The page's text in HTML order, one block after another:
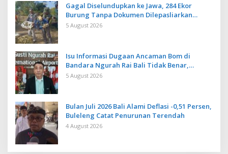
Gagal Diselundupkan ke Jawa, 284 Ekor
Burung Tanpa Dokumen Dilepasliarkan
Cegah Ancaman Penyakit
5 August 2026
Isu Informasi Dugaan Ancaman Bom di
Bandara Ngurah Rai Bali Tidak Benar,
Operasional Penerbangan Lancar
5 August 2026
Bulan Juli 2026 Bali Alami Deflasi -0,51 Persen,
Buleleng Catat Penurunan Terendah
4 August 2026